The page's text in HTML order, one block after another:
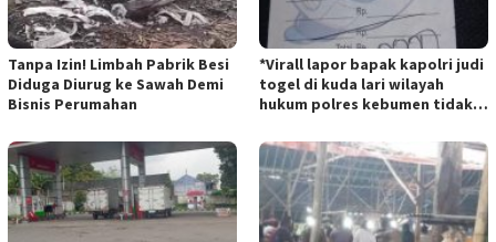
Tanpa Izin! Limbah Pabrik Besi
Diduga Diurug ke Sawah Demi
Bisnis Perumahan
*Virall lapor bapak kapolri judi
togel di kuda lari wilayah
hukum polres kebumen tidak